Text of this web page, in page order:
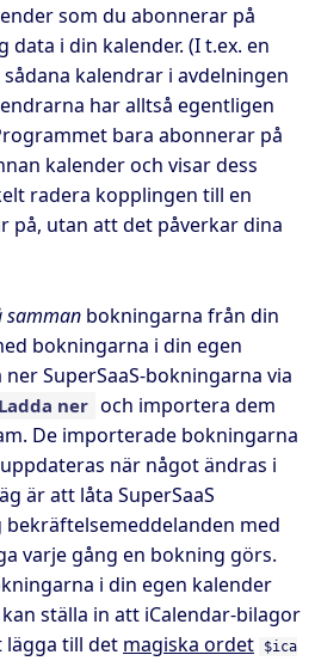
som du abonnerar på
data i din kalender. (I t.ex. en
kalendrar i avdelningen
har alltså egentligen
bara abonnerar på
kalender och visar dess
radera kopplingen till en
på, utan att det påverkar dina
samman bokningarna från din
bokningarna i din egen
SuperSaaS-bokningarna via
Ladda ner och importera dem
De importerade bokningarna
när något ändras i
är att låta SuperSaaS
med
varje gång en bokning görs.
i din egen kalender
ställa in att iCalendar-bilagor
lägga till det magiska ordet
$ica